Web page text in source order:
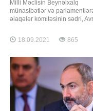
Milli Məclisin Beynəlxalq
münasibətlər və
əlaqələr komitəsinin sədri,
Assambleyasındakı
heyətinin rəhbəri Səməd
Mərkəzi (SPM) fəaliyyətini
dayandırıb. Mərkəzin
dayandırmasına səbəb
problemini
18.09.2021 865